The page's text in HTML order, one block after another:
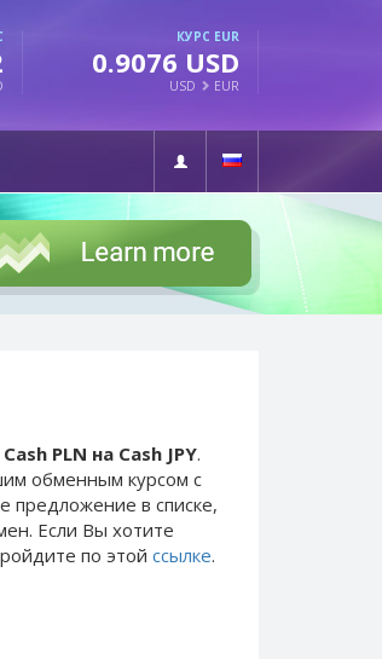
КУРС EUR
0.9076 USD
USD EUR
Cash PLN на Cash JPY.
обменным курсом с
предложение в списке,
Если Вы хотите
по этой ссылке.